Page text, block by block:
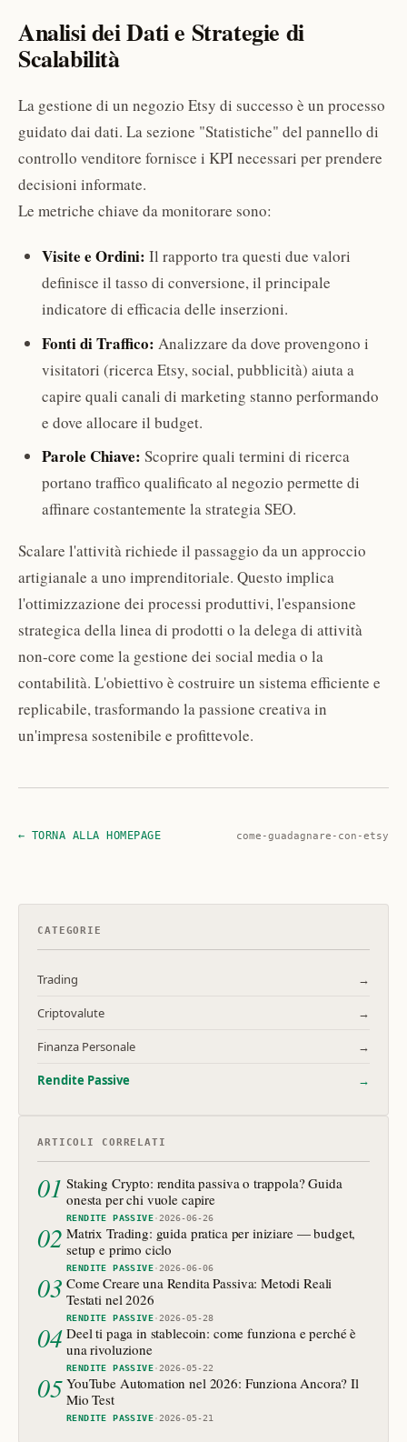
Analisi dei Dati e Strategie di
Scalabilità
La gestione di un negozio Etsy di successo è un processo
guidato dai dati. La sezione "Statistiche" del pannello di
controllo venditore fornisce i KPI necessari per prendere
decisioni informate.
Le metriche chiave da monitorare sono:
Visite e Ordini: Il rapporto tra questi due valori
definisce il tasso di conversione, il principale
indicatore di efficacia delle inserzioni.
Fonti di Traffico: Analizzare da dove provengono i
visitatori (ricerca Etsy, social, pubblicità) aiuta a
capire quali canali di marketing stanno performando
e dove allocare il budget.
Parole Chiave: Scoprire quali termini di ricerca
portano traffico qualificato al negozio permette di
affinare costantemente la strategia SEO.
Scalare l'attività richiede il passaggio da un approccio
artigianale a uno imprenditoriale. Questo implica
l'ottimizzazione dei processi produttivi, l'espansione
strategica della linea di prodotti o la delega di attività
non-core come la gestione dei social media o la
contabilità. L'obiettivo è costruire un sistema efficiente e
replicabile, trasformando la passione creativa in
un'impresa sostenibile e profittevole.
← TORNA ALLA HOMEPAGE come-guadagnare-con-etsy
CATEGORIE
Trading →
Criptovalute →
Finanza Personale →
Rendite Passive →
ARTICOLI CORRELATI
01 Staking Crypto: rendita passiva o trappola? Guida
onesta per chi vuole capire
RENDITE PASSIVE·2026-06-26
02 Matrix Trading: guida pratica per iniziare — budget,
setup e primo ciclo
RENDITE PASSIVE·2026-06-06
03 Come Creare una Rendita Passiva: Metodi Reali
Testati nel 2026
RENDITE PASSIVE·2026-05-28
04 Deel ti paga in stablecoin: come funziona e perché è
una rivoluzione
RENDITE PASSIVE·2026-05-22
05 YouTube Automation nel 2026: Funziona Ancora? Il
Mio Test
RENDITE PASSIVE·2026-05-21